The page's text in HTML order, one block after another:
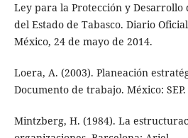
Ley para la Protección y Desarrollo
del Estado de Tabasco. Diario
México, 24 de mayo de 2014.
Loera, A. (2003). Planeación
Documento de trabajo. México: SEP.
Mintzberg, H. (1984). La